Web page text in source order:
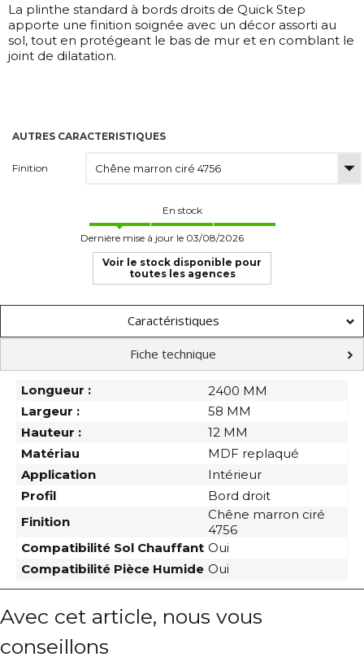
La plinthe standard à bords droits de Quick Step
apporte une finition soignée avec un décor assorti au
sol, tout en protégeant le bas de mur et en comblant le
joint de dilatation.
AUTRES CARACTERISTIQUES
Finition
En stock
Dernière mise à jour le 03/08/2026
Voir le stock disponible pour
toutes les agences
Caractéristiques
Fiche technique
Longueur :
2400 MM
Largeur :
58 MM
Hauteur :
12 MM
Matériau
MDF replaqué
Application
Intérieur
Profil
Bord droit
Finition
Chêne marron ciré
4756
Compatibilité Sol Chauffant Oui
Compatibilité Pièce Humide Oui
Avec cet article, nous vous
conseillons